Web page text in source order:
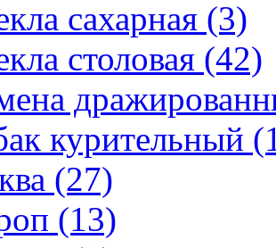
сахарная (3)
столовая (42)
курительный
(27)
(13)